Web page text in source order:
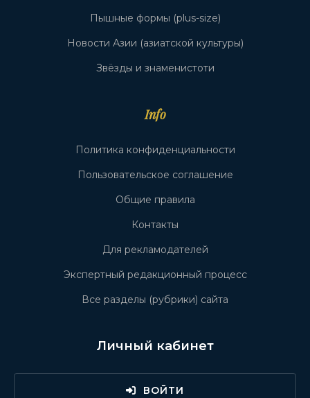
Пышные формы (plus-size)
Новости Азии (азиатской культуры)
Звёзды и знаменистоти
Info
Политика конфиденциальности
Пользовательское соглашение
Общие правила
Контакты
Для рекламодателей
Экспертный редакционный процесс
Все разделы (рубрики) сайта
Личный кабинет
ВОЙТИ